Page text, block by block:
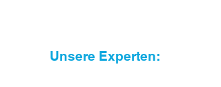
Unsere Experten: